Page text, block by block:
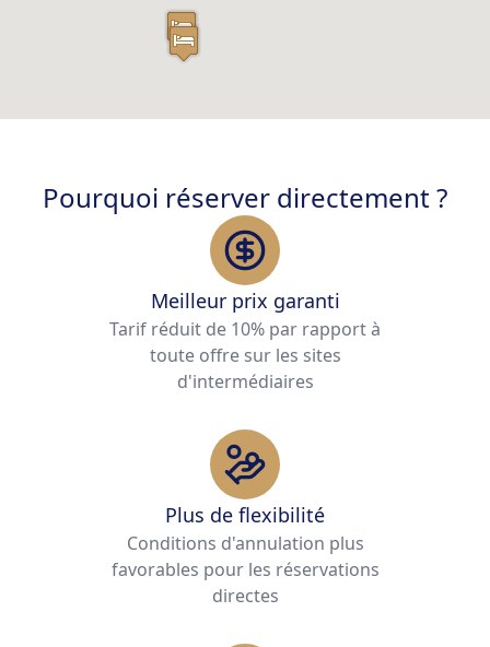
Pourquoi réserver directement ?
Meilleur prix garanti
Tarif réduit de 10% par rapport à
toute offre sur les sites
d'intermédiaires
Plus de flexibilité
Conditions d'annulation plus
favorables pour les réservations
directes